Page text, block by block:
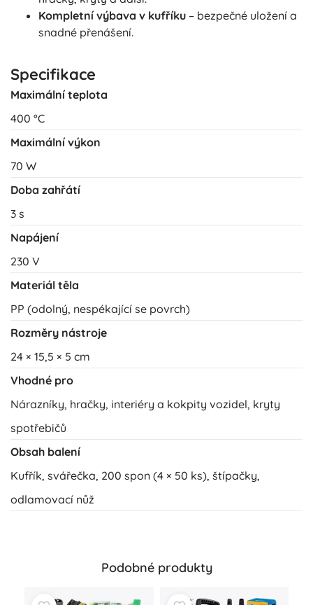
Kompletní výbava v kufříku – bezpečné uložení a
snadné přenášení.
Specifikace
Maximální teplota
400 °C
Maximální výkon
70 W
Doba zahřátí
3 s
Napájení
230 V
Materiál těla
PP (odolný, nespékající se povrch)
Rozměry nástroje
24 × 15,5 × 5 cm
Vhodné pro
Nárazníky, hračky, interiéry a kokpity vozidel, kryty
spotřebičů
Obsah balení
Kufřík, svářečka, 200 spon (4 × 50 ks), štípačky,
odlamovací nůž
Podobné produkty